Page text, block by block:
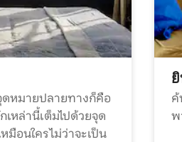
ดหมายปลายทางก็คือ
หล่านี้เต็มไปด้วยจุด
มือนใคร ไม่ว่าจะเป็น
ค้
พ